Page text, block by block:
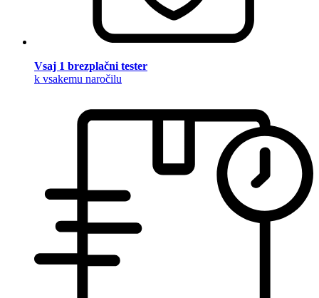
Vsaj 1 brezplačni tester
k vsakemu naročilu